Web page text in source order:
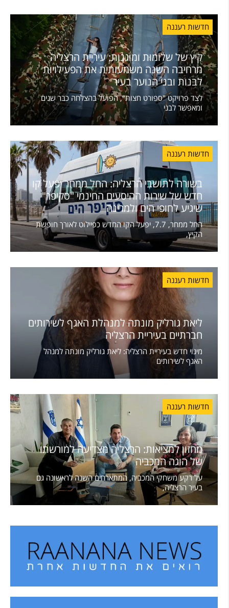
חדשות רעננה
קיץ של שלוֹמוּת ומוגנות: עיריית הרצליה
מרחיבה השנה משמעותית את הפעילויות
לבנות ובני הנוער בעיר
לצד פרויקט "ספורט חצות", הפועל בהצלחה כבר שנים
ומאפשר לבני
חדשות רעננה
בשורה לתושבי הרצליה: החל ממחר יפעל קו
חדש של שירות ההיסעים החינמי "סקיפר"
שיגיע לחופי הים ולמרינה
החל ממחר, 7.7, יפעל הקו החדש כפיילוט לאורך חופשת
הקיץ,
חדשות רעננה
ליאת גורליק מונתה למנהלת האגף לשירותים
חברתיים בעיריית הרצליה
מינוי חדש בעיריית הרצליה: ליאת גורליק מונתה למנהל
האגף לשירותים
חדשות רעננה
מחזון למציאות: הרצליה מצדיעה למורשתו
של הוגה המכביה
על רקע משחקי המכביה, המתארחים השנה לראשונה גם
בעיר הרצליה,